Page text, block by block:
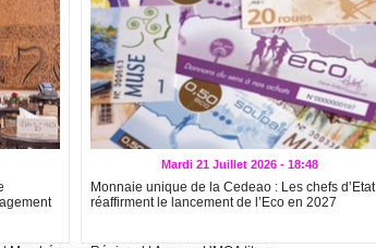
Mardi 21 Juillet 2026 - 18:48
Monnaie unique de la Cedeao : Les chefs d’Etat
réaffirment le lancement de l’Eco en 2027